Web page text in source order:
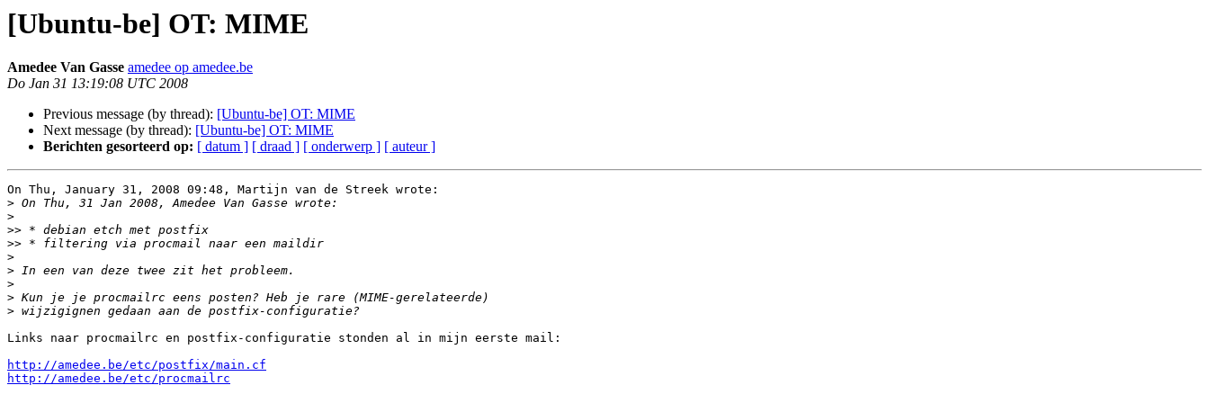
[Ubuntu-be] OT: MIME
Amedee Van Gasse amedee op amedee.be
Do Jan 31 13:19:08 UTC 2008
Previous message (by thread): [Ubuntu-be] OT: MIME
Next message (by thread): [Ubuntu-be] OT: MIME
Berichten gesorteerd op: [ datum ] [ draad ] [ onderwerp ] [ auteur ]
On Thu, January 31, 2008 09:48, Martijn van de Streek wrote:
>
>
>>
>>
>
>
>
>
>
Links naar procmailrc en postfix-configuratie stonden al in mijn eerste mail:
http://amedee.be/etc/postfix/main.cf
http://amedee.be/etc/procmailrc